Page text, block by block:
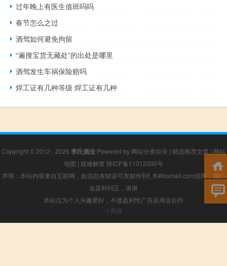
过年晚上有医生值班吗吗
春节怎么之过
酒驾如何避免拘留
“遍搜宝货无藏处”的出处是哪里
酒驾发生车祸保险赔吗
焊工证有几种等级 焊工证有几种
Copyright © 2012 - 2026 李氏酒业 Powered by 网站分类目录 | 精选推荐文章 | 网站
地图 | 疑难解答 陕ICP备11012000号
声明：本站内容来自互联网，如信息有错误可发邮件到f_fb#foxmail.com说明，我们
会及时纠正，谢谢
本站仅为个人兴趣爱好，不接盈利性广告及商业合作
小男孩